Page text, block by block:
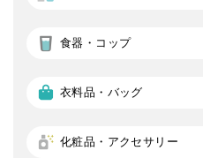
食器・コップ
衣料品・バッグ
化粧品・アクセサリー